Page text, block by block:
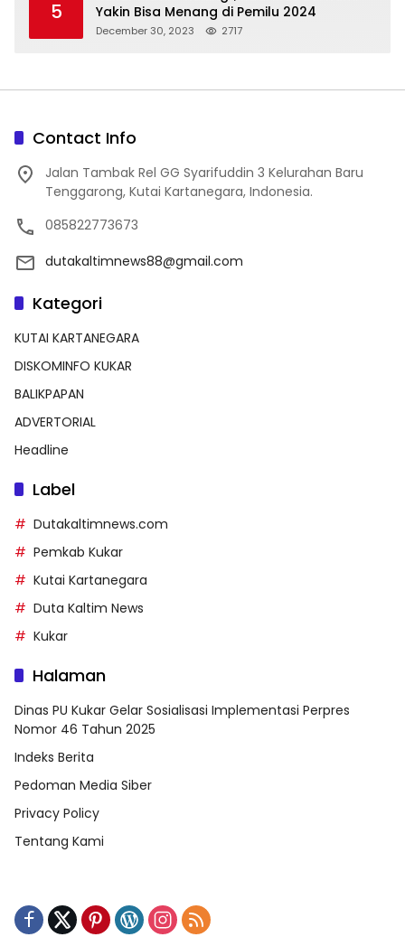
5
Yakin Bisa Menang di Pemilu 2024
December 30, 2023 2717
Contact Info
Jalan Tambak Rel GG Syarifuddin 3 Kelurahan Baru
Tenggarong, Kutai Kartanegara, Indonesia.
085822773673
dutakaltimnews88@gmail.com
Kategori
KUTAI KARTANEGARA
DISKOMINFO KUKAR
BALIKPAPAN
ADVERTORIAL
Headline
Label
Dutakaltimnews.com
Pemkab Kukar
Kutai Kartanegara
Duta Kaltim News
Kukar
Halaman
Dinas PU Kukar Gelar Sosialisasi Implementasi Perpres
Nomor 46 Tahun 2025
Indeks Berita
Pedoman Media Siber
Privacy Policy
Tentang Kami